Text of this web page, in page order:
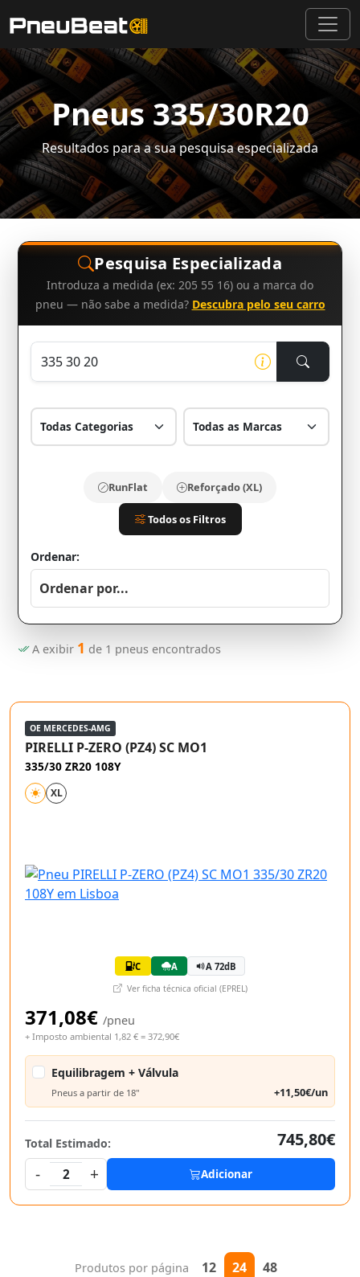
Pneus 335/30R20
Resultados para a sua pesquisa especializada
Pesquisa Especializada
Introduza a medida (ex: 205 55 16) ou a marca do
pneu — não sabe a medida? Descubra pelo seu carro
RunFlat Reforçado (XL)
Todos os Filtros
Ordenar:
A exibir 1 de 1 pneus encontrados
OE MERCEDES-AMG
PIRELLI P-ZERO (PZ4) SC MO1
335/30 ZR20 108Y
XL
C A A 72dB
Ver ficha técnica oficial (EPREL)
371,08€ /pneu
+ Imposto ambiental 1,82 € = 372,90€
Equilibragem + Válvula
Pneus a partir de 18" +11,50€/un
Total Estimado:
745,80€
-
2 + Adicionar
Produtos por página 12 24 48